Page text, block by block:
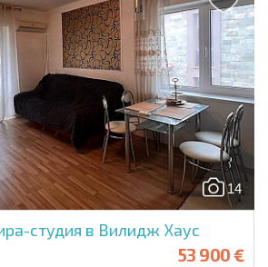
14
студия в Вилидж Хаус
53 900 €